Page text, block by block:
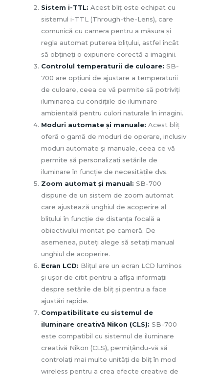
Sistem i-TTL: Acest bliț este echipat cu
sistemul i-TTL (Through-the-Lens), care
comunică cu camera pentru a măsura și
regla automat puterea blițului, astfel încât
să obțineți o expunere corectă a imaginii.
Controlul temperaturii de culoare: SB-
700 are opțiuni de ajustare a temperaturii
de culoare, ceea ce vă permite să potriviți
iluminarea cu condițiile de iluminare
ambientală pentru culori naturale în imagini.
Moduri automate și manuale: Acest bliț
oferă o gamă de moduri de operare, inclusiv
moduri automate și manuale, ceea ce vă
permite să personalizați setările de
iluminare în funcție de necesitățile dvs.
Zoom automat și manual: SB-700
dispune de un sistem de zoom automat
care ajustează unghiul de acoperire al
blițului în funcție de distanța focală a
obiectivului montat pe cameră. De
asemenea, puteți alege să setați manual
unghiul de acoperire.
Ecran LCD: Blițul are un ecran LCD luminos
și ușor de citit pentru a afișa informații
despre setările de bliț și pentru a face
ajustări rapide.
Compatibilitate cu sistemul de
iluminare creativă Nikon (CLS): SB-700
este compatibil cu sistemul de iluminare
creativă Nikon (CLS), permițându-vă să
controlați mai multe unități de bliț în mod
wireless pentru a crea efecte creative de